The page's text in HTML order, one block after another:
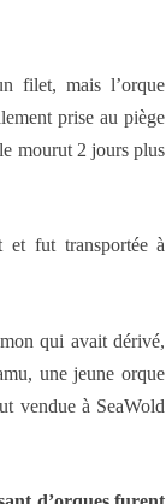
filet, mais l’orque
prise au piège
mourut 2 jours plus
et fut transportée à
qui avait dérivé,
une jeune orque
vendue à SeaWold